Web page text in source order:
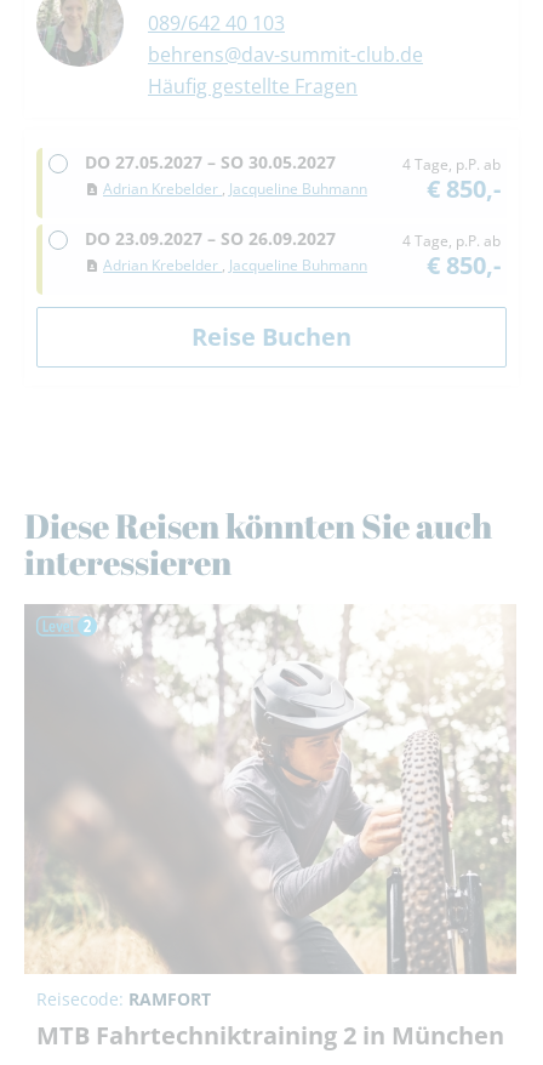
089/642 40 103
behrens@dav-summit-club.de
Häufig gestellte Fragen
DO 27.05.2027 – SO 30.05.2027
Adrian Krebelder , Jacqueline Buhmann
4 Tage, p.P. ab
€ 850,-
DO 23.09.2027 – SO 26.09.2027
Adrian Krebelder , Jacqueline Buhmann
4 Tage, p.P. ab
€ 850,-
Diese Reisen könnten Sie auch
interessieren
Reisecode: RAMFORT
MTB Fahrtechniktraining 2 in München